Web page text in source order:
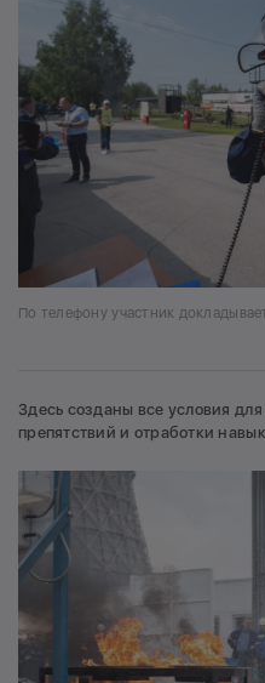
По телефону участник
Здесь созданы все условия
препятствий и отработки